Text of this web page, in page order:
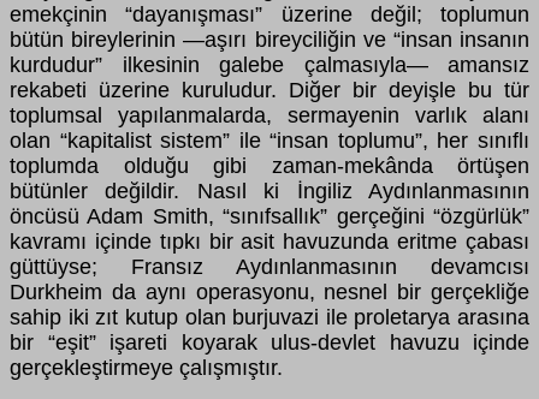
emekçinin “dayanışması” üzerine değil; toplumun
bütün bireylerinin —aşırı bireyciliğin ve “insan insanın
kurdudur” ilkesinin galebe çalmasıyla— amansız
rekabeti üzerine kuruludur. Diğer bir deyişle bu tür
toplumsal yapılanmalarda, sermayenin varlık alanı
olan “kapitalist sistem” ile “insan toplumu”, her sınıflı
toplumda olduğu gibi zaman-mekânda örtüşen
bütünler değildir. Nasıl ki İngiliz Aydınlanmasının
öncüsü Adam Smith, “sınıfsallık” gerçeğini “özgürlük”
kavramı içinde tıpkı bir asit havuzunda eritme çabası
güttüyse; Fransız Aydınlanmasının devamcısı
Durkheim da aynı operasyonu, nesnel bir gerçekliğe
sahip iki zıt kutup olan burjuvazi ile proletarya arasına
bir “eşit” işareti koyarak ulus-devlet havuzu içinde
gerçekleştirmeye çalışmıştır.